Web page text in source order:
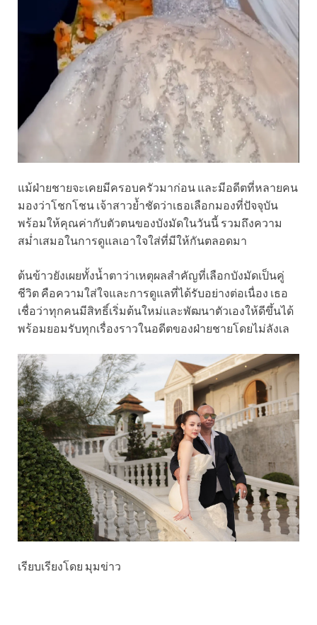
แม้ฝ่ายชายจะเคยมีครอบครัวมาก่อน และมีอดีตที่หลายคน
มองว่าโชกโชน เจ้าสาวย้ำชัดว่าเธอเลือกมองที่ปัจจุบัน
พร้อมให้คุณค่ากับตัวตนของบังมัดในวันนี้ รวมถึงความ
สม่ำเสมอในการดูแลเอาใจใส่ที่มีให้กันตลอดมา
ต้นข้าวยังเผยทั้งน้ำตาว่าเหตุผลสำคัญที่เลือกบังมัดเป็นคู่
ชีวิต คือความใส่ใจและการดูแลที่ได้รับอย่างต่อเนื่อง เธอ
เชื่อว่าทุกคนมีสิทธิ์เริ่มต้นใหม่และพัฒนาตัวเองให้ดีขึ้นได้
พร้อมยอมรับทุกเรื่องราวในอดีตของฝ่ายชายโดยไม่ลังเล
เรียบเรียงโดย มุมข่าว